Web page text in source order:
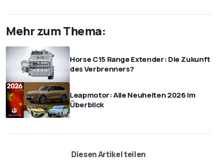
Mehr zum Thema:
Horse C15 Range Extender: Die Zukunft
des Verbrenners?
Leapmotor: Alle Neuheiten 2026 im
Überblick
Diesen Artikel teilen